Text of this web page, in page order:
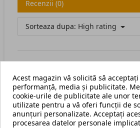
Recenzii (0)
Sorteaza dupa: High rating
There are no available reviews.Scrie
Acest magazin vă solicită să
performanță, media și publicitate.
cookie-urile de publicitate ale unor
utilizate pentru a vă oferi funcții de
anunțuri personalizate. Acceptați
procesarea datelor personale